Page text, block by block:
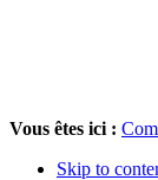
Vous êtes ici :
Skip to